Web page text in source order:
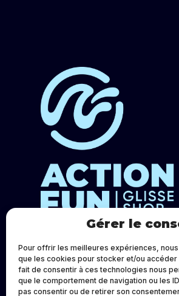
Gérer le
Pour offrir les meilleures expériences,
que les cookies pour stocker et/ou
fait de consentir à ces technologies nous
que le comportement de navigation ou les
pas consentir ou de retirer son
© Action Fun – Tous droits réservés.
Design : Pois Chiche Design